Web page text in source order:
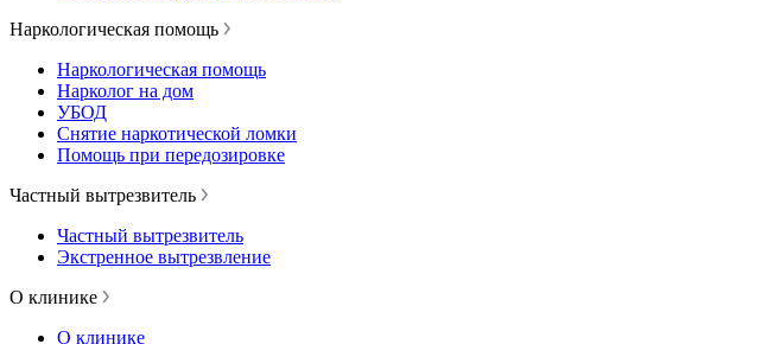
Наркологическая помощь
Наркологическая помощь
Нарколог на дом
УБОД
Снятие наркотической ломки
Помощь при передозировке
Частный вытрезвитель
Частный вытрезвитель
Экстренное вытрезвление
О клинике
О клинике